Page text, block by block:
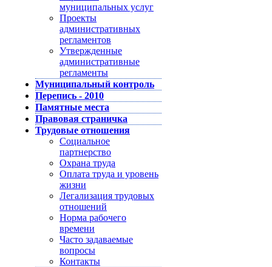
муниципальных услуг
Проекты
административных
регламентов
Утвержденные
административные
регламенты
Муниципальный контроль
Перепись - 2010
Памятные места
Правовая страничка
Трудовые отношения
Социальное
партнерство
Охрана труда
Оплата труда и уровень
жизни
Легализация трудовых
отношений
Норма рабочего
времени
Часто задаваемые
вопросы
Контакты